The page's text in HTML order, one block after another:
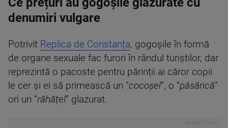
denumiri vulgare
Potrivit Replica de Constanța, gogoșile în formă
de organe sexuale fac furori în rândul turiștilor, dar
reprezintă o pacoste pentru părinții ai căror copii
le cer și ei să primească un ”cocoșel”, o ”păsărică”
ori un ”răhățel” glazurat.